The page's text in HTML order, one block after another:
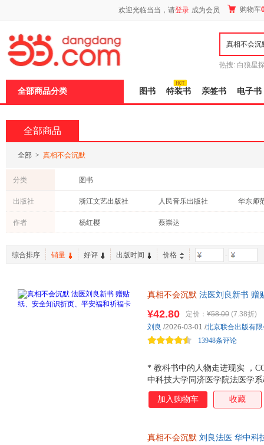
欢迎光临当当，请登录 成为会员 购物车
热搜: 白狼星
全部商品分类 图书 特装书 亲签书 电子书
全部商品
全部 > 真相不会沉默
分类 图书
出版社 浙江文艺出版社
人民音乐出版社
南海出版公司
作者 杨红樱 蔡崇达
综合排序 销量 好评 出版时间 价格 -
真相不会沉默 法医刘良新书 赠
法医生涯，刘良教授完成4000
布，如实报告，向光而行，不
* 教科书中的人物走进现实 ，
中科技大学同济医学院法医学
都需要的生活安全与法律指南
书讲述生活中容易忽视的潜在
开黑暗的幕布，如实报告，向
¥42.80 定价： ¥58.00 (7.38折)
13948条评论
刘良 /2026-03-01 /北京联合出版有
加入购物车 收藏
真相不会沉默 刘良法医 华中科
页
加